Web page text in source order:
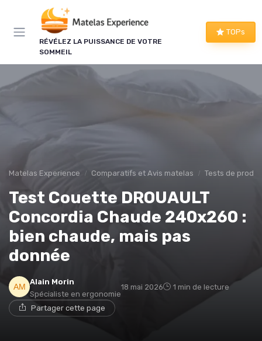
RÉVÉLEZ LA PUISSANCE DE VOTRE
SOMMEIL
TOPs
Matelas Experience Comparatifs et Avis matelas Tests de
Test Couette DROUAULT
Concordia Chaude 240x260 :
bien chaude, mais pas
donnée
Alain Morin
Spécialiste en ergonomie
18 mai 2026 1 min de lecture
Partager cette page
Panneau de gestion des cookies